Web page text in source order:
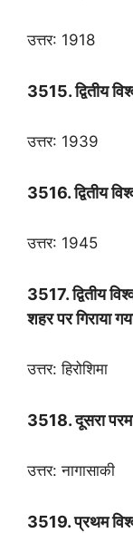
उत्तर: 1918
3515. द्वितीय
उत्तर: 1939
3516. द्वितीय
उत्तर: 1945
3517. द्वितीय
शहर पर गिराया
उत्तर: हिरोशिमा
3518. दूसरा
उत्तर: नागासाकी
3519. प्रथम